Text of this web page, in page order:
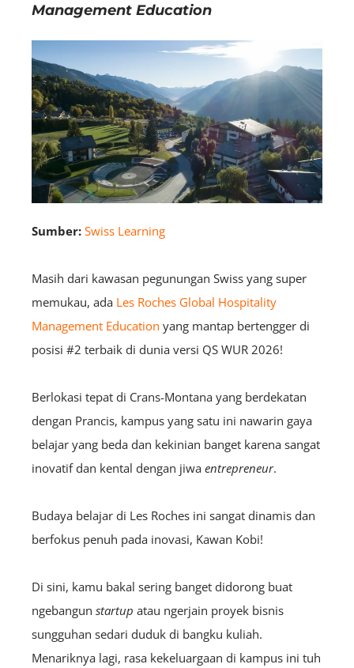
Management Education
Sumber: Swiss Learning
Masih dari kawasan pegunungan Swiss yang super
memukau, ada Les Roches Global Hospitality
Management Education yang mantap bertengger di
posisi #2 terbaik di dunia versi QS WUR 2026!
Berlokasi tepat di Crans-Montana yang berdekatan
dengan Prancis, kampus yang satu ini nawarin gaya
belajar yang beda dan kekinian banget karena sangat
inovatif dan kental dengan jiwa entrepreneur.
Budaya belajar di Les Roches ini sangat dinamis dan
berfokus penuh pada inovasi, Kawan Kobi!
Di sini, kamu bakal sering banget didorong buat
ngebangun startup atau ngerjain proyek bisnis
sungguhan sedari duduk di bangku kuliah.
Menariknya lagi, rasa kekeluargaan di kampus ini tuh